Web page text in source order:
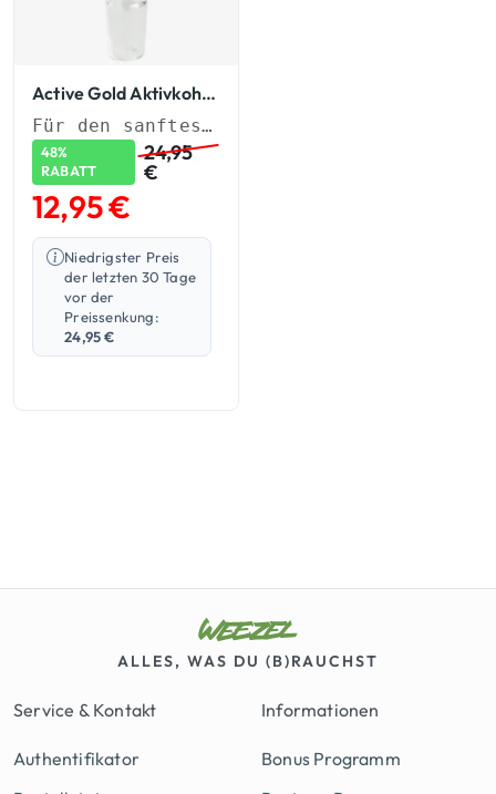
Active Gold Aktivkohle-Adapter
Für den sanftesten und reinsten Hit
48%
RABATT
24,95
€
12,95€
Niedrigster Preis
der letzten 30 Tage
vor der
Preissenkung:
24,95€
ALLES, WAS DU (B)RAUCHST
Service & Kontakt
Authentifikator
Informationen
Bonus Programm